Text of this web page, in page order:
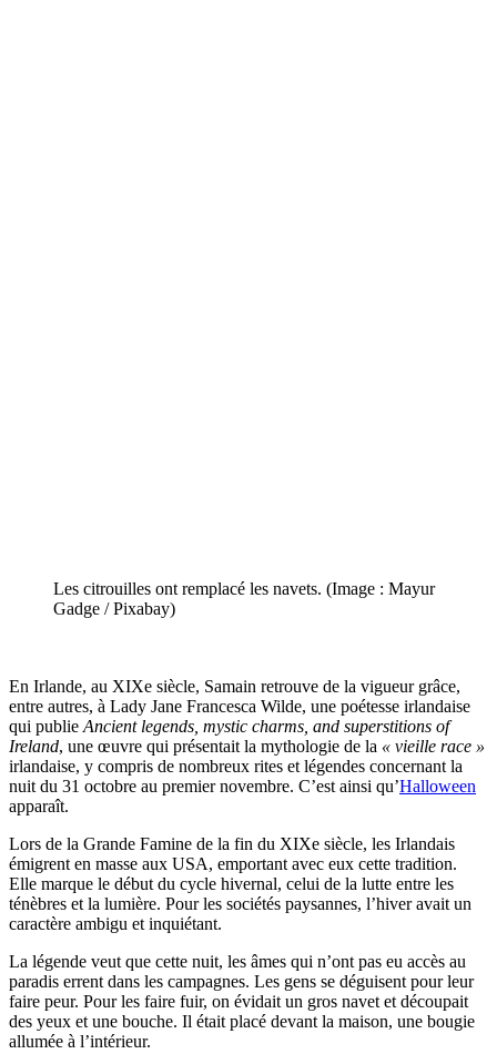
Les citrouilles ont remplacé les navets. (Image : Mayur
Gadge / Pixabay)
En Irlande, au XIXe siècle, Samain retrouve de la vigueur grâce,
entre autres, à Lady Jane Francesca Wilde, une poétesse irlandaise
qui publie Ancient legends, mystic charms, and superstitions of
Ireland, une œuvre qui présentait la mythologie de la « vieille race »
irlandaise, y compris de nombreux rites et légendes concernant la
nuit du 31 octobre au premier novembre. C’est ainsi qu’Halloween
apparaît.
Lors de la Grande Famine de la fin du XIXe siècle, les Irlandais
émigrent en masse aux USA, emportant avec eux cette tradition.
Elle marque le début du cycle hivernal, celui de la lutte entre les
ténèbres et la lumière. Pour les sociétés paysannes, l’hiver avait un
caractère ambigu et inquiétant.
La légende veut que cette nuit, les âmes qui n’ont pas eu accès au
paradis errent dans les campagnes. Les gens se déguisent pour leur
faire peur. Pour les faire fuir, on évidait un gros navet et découpait
des yeux et une bouche. Il était placé devant la maison, une bougie
allumée à l’intérieur.